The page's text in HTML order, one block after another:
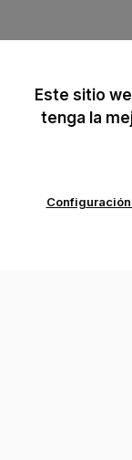
Este sitio
tenga la